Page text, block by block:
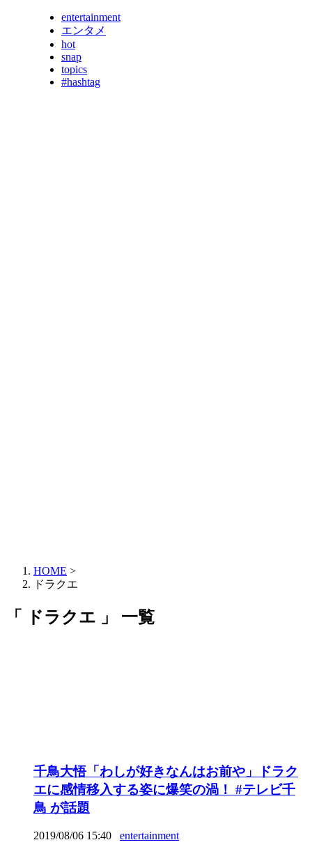
entertainment
エンタメ
hot
snap
topics
#hashtag
HOME >
ドラクエ
「 ドラクエ 」 一覧
千鳥大悟「わしが好きなんはお前や」ドラク
エに感情移入する姿に爆笑の渦！ #テレビ千
鳥 が話題
2019/08/06 15:40 entertainment